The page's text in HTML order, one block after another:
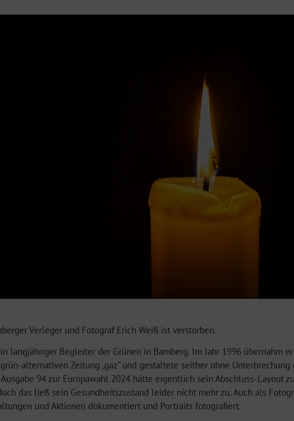
Verleger und Fotograf Erich Weiß ist verstorben.
langjähriger Begleiter der Grünen in Bamberg. Im Jahr 1996 übernahm
alternativen Zeitung „gaz“ und gestaltete seither ohne
94 zur Europawahl 2024 hätte eigentlich sein Abschluss-Layout
das ließ sein Gesundheitszustand leider nicht mehr zu. Auch als
und Aktionen dokumentiert und Portraits fotografiert.